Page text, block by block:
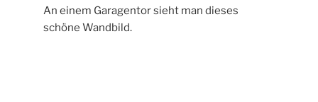
An einem Garagentor sieht man dieses
schöne Wandbild.